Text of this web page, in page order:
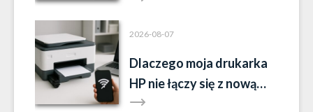
2026-08-07
Dlaczego moja drukarka
HP nie łączy się z nową
siecią Wi-Fi?